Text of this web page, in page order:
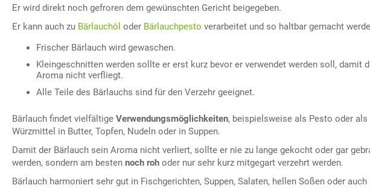
Er wird direkt noch gefroren dem gewünschten Gericht beigegeben.
Er kann auch zu Bärlauchöl oder Bärlauchpesto verarbeitet und so haltbar gemacht
Frischer Bärlauch wird gewaschen.
Kleingeschnitten werden sollte er erst kurz bevor er verwendet werden soll, damit
Aroma nicht verfliegt.
Alle Teile des Bärlauchs sind für den Verzehr geeignet.
Bärlauch findet vielfältige Verwendungsmöglichkeiten, beispielsweise als Pesto oder als
Würzmittel in Butter, Topfen, Nudeln oder in Suppen.
Damit der Bärlauch sein Aroma nicht verliert, sollte er nie zu lange gekocht oder gar
werden, sondern am besten noch roh oder nur sehr kurz mitgegart verzehrt werden.
Bärlauch harmoniert sehr gut in Fischgerichten, Suppen, Salaten, hellen Soßen oder auch